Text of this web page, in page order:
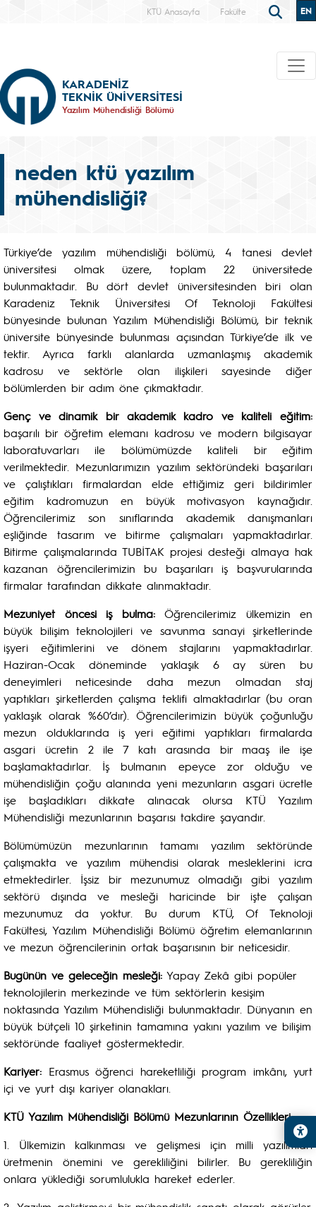
KTÜ Anasayfa Fakülte EN
KARADENİZ
TEKNİK ÜNİVERSİTESİ
Yazılım Mühendisliği Bölümü
neden ktü yazılım
mühendisliği?
Türkiye’de yazılım mühendisliği bölümü, 4 tanesi devlet
üniversitesi olmak üzere, toplam 22 üniversitede
bulunmaktadır. Bu dört devlet üniversitesinden biri olan
Karadeniz Teknik Üniversitesi Of Teknoloji Fakültesi
bünyesinde bulunan Yazılım Mühendisliği Bölümü, bir teknik
üniversite bünyesinde bulunması açısından Türkiye’de ilk ve
tektir. Ayrıca farklı alanlarda uzmanlaşmış akademik
kadrosu ve sektörle olan ilişkileri sayesinde diğer
bölümlerden bir adım öne çıkmaktadır.
Genç ve dinamik bir akademik kadro ve kaliteli eğitim:
başarılı bir öğretim elemanı kadrosu ve modern bilgisayar
laboratuvarları ile bölümümüzde kaliteli bir eğitim
verilmektedir. Mezunlarımızın yazılım sektöründeki başarıları
ve çalıştıkları firmalardan elde ettiğimiz geri bildirimler
eğitim kadromuzun en büyük motivasyon kaynağıdır.
Öğrencilerimiz son sınıflarında akademik danışmanları
eşliğinde tasarım ve bitirme çalışmaları yapmaktadırlar.
Bitirme çalışmalarında TUBİTAK projesi desteği almaya hak
kazanan öğrencilerimizin bu başarıları iş başvurularında
firmalar tarafından dikkate alınmaktadır.
Mezuniyet öncesi iş bulma:Öğrencilerimiz ülkemizin en
büyük bilişim teknolojileri ve savunma sanayi şirketlerinde
işyeri eğitimlerini ve dönem stajlarını yapmaktadırlar.
Haziran-Ocak döneminde yaklaşık 6 ay süren bu
deneyimleri neticesinde daha mezun olmadan staj
yaptıkları şirketlerden çalışma teklifi almaktadırlar (bu oran
yaklaşık olarak %60’dır). Öğrencilerimizin büyük çoğunluğu
mezun olduklarında iş yeri eğitimi yaptıkları firmalarda
asgari ücretin 2 ile 7 katı arasında bir maaş ile işe
başlamaktadırlar. İş bulmanın epeyce zor olduğu ve
mühendisliğin çoğu alanında yeni mezunların asgari ücretle
işe başladıkları dikkate alınacak olursa KTÜ Yazılım
Mühendisliği mezunlarının başarısı takdire şayandır.
Bölümümüzün mezunlarının tamamı yazılım sektöründe
çalışmakta ve yazılım mühendisi olarak mesleklerini icra
etmektedirler. İşsiz bir mezunumuz olmadığı gibi yazılım
sektörü dışında ve mesleği haricinde bir işte çalışan
mezunumuz da yoktur. Bu durum KTÜ, Of Teknoloji
Fakültesi, Yazılım Mühendisliği Bölümü öğretim elemanlarının
ve mezun öğrencilerinin ortak başarısının bir neticesidir.
Bugünün ve geleceğin mesleği: Yapay Zekâ gibi popüler
teknolojilerin merkezinde ve tüm sektörlerin kesişim
noktasında Yazılım Mühendisliği bulunmaktadır. Dünyanın en
büyük bütçeli 10 şirketinin tamamına yakını yazılım ve bilişim
sektöründe faaliyet göstermektedir.
Kariyer: Erasmus öğrenci hareketliliği program imkânı, yurt
içi ve yurt dışı kariyer olanakları.
KTÜ Yazılım Mühendisliği Bölümü Mezunlarının Özellikleri:
1. Ülkemizin kalkınması ve gelişmesi için milli yazılımları
üretmenin önemini ve gerekliliğini bilirler. Bu gerekliliğin
onlara yüklediği sorumlulukla hareket ederler.